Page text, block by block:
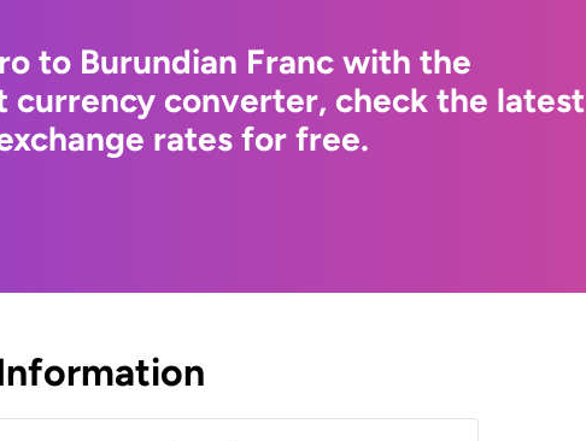
to Burundian Franc with the
currency converter, check the latest
rates for free.